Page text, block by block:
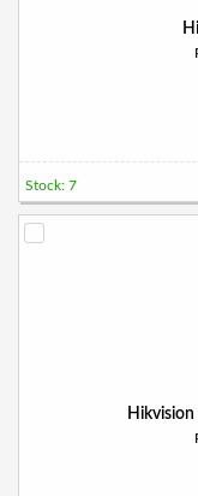
Stock: 7